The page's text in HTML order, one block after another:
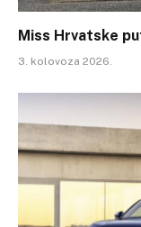
Miss Hrvatske
3. kolovoza 2026.